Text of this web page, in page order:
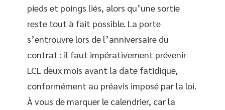
pieds et poings liés, alors qu’une sortie
reste tout à fait possible. La porte
s’entrouvre lors de l’anniversaire du
contrat : il faut impérativement prévenir
LCL deux mois avant la date fatidique,
conformément au préavis imposé par la loi.
À vous de marquer le calendrier, car la